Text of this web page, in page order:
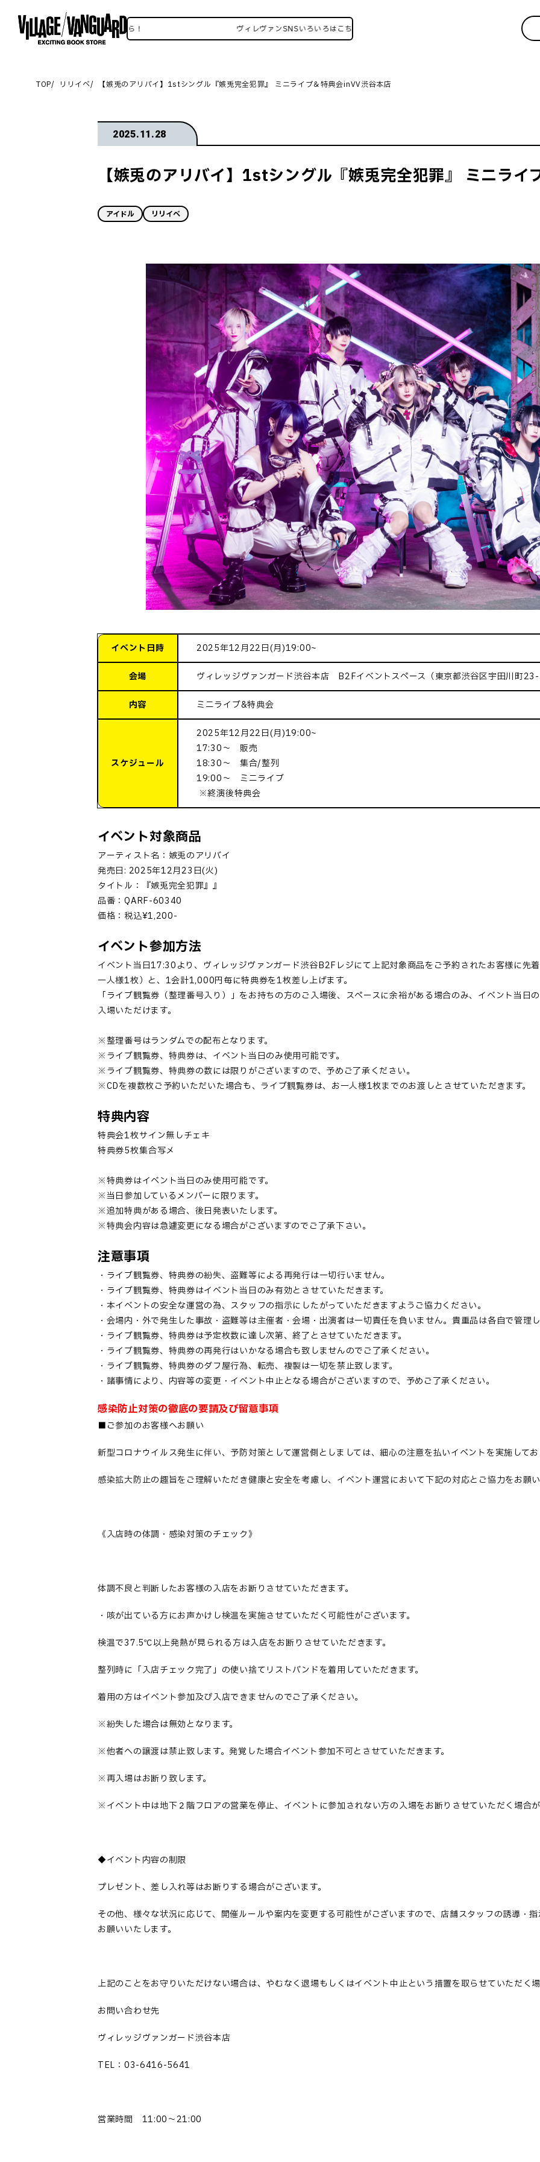
ヴァンSNSいろいろはこちら！ ヴィレヴァンSNSいろいろはこちら！
TOP リリイベ 【嫉兎のアリバイ】1stシングル『嫉兎完全犯罪』 ミニライブ＆特典会inVV渋谷本店
2025.11.28
【嫉兎のアリバイ】1stシングル『嫉兎完全犯罪』 ミニラ
アイドル リリイベ
イベント日時 2025年12月22日(月)19:00~
会場 ヴィレッジヴァンガード渋谷本店 B2Fイベントスペース（東京都渋谷区宇田川町23-
内容 ミニライブ&特典会
スケジュール
2025年12月22日(月)19:00~
17:30～ 販売
18:30～ 集合/整列
19:00～ ミニライブ
※終演後特典会
イベント対象商品
アーティスト名：嫉兎のアリバイ
発売日: 2025年12月23 日(火)
タイトル：『嫉兎完全犯罪』』
品番：QARF-60340
価格：税込¥1,200-
イベント参加方法
イベント当日17:30より、ヴィレッジヴァンガード渋谷B2F レジにて上記対象商品をご予約されたお客様に先
一人様1枚）と、 1会計1,000円毎に特典券を1枚差し上げます。
「ライブ観覧券（整理番号入り） 」 をお持ちの方のご入場後、スペースに余裕がある場合のみ、イベント当日
入場いただけます。
※整理番号はランダムでの配布となります。
※ライブ観覧券、特典券は、イベント当日のみ使用可能です。
※ライブ観覧券、特典券の数には限りがございますので、予めご了承ください。
※CDを複数枚ご予約いただいた場合も、ライブ観覧券は、お一人様1枚までのお渡しとさせていただきます。
特典内容
特典会1枚サイン無しチェキ
特典券5枚集合写メ
※特典券はイベント当日のみ使用可能です。
※当日参加しているメンバーに限ります。
※追加特典がある場合、後日発表いたします。
※特典会内容は急遽変更になる場合がございますのでご了承下さい。
注意事項
・ライブ観覧券、特典券の紛失、盗難等による再発行は一切行いません。
・ライブ観覧券、特典券はイベント当日のみ有効とさせていただきます。
・本イベントの安全な運営の為、スタッフの指示にしたがっていただきますようご協力ください。
・会場内・外で発生した事故・盗難等は主催者・会場・出演者は一切責任を負いません。貴重品は各自で管理し
・ライブ観覧券、特典券は予定枚数に達し次第、終了とさせていただきます。
・ライブ観覧券、特典券の再発行はいかなる場合も致しませんのでご了承ください。
・ライブ観覧券、特典券のダフ屋行為、転売、複製は一切を禁止致します。
・諸事情により、内容等の変更・イベント中止となる場合がございますので、予めご了承ください。
感染防止対策の徹底の要請及び留意事項
■ご参加のお客様へお願い
新型コロナウイルス発生に伴い、予防対策として運営側としましては、細心の注意を払いイベントを実施してお
感染拡大防止の趣旨をご理解いただき健康と安全を考慮し、イベント運営において下記の対応とご協力をお願い
《入店時の体調・感染対策のチェック》
体調不良と判断したお客様の入店をお断りさせていただきます。
・咳が出ている方にお声かけし検温を実施させていただく可能性がございます。
検温で37.5℃以上発熱が見られる方は入店をお断りさせていただきます。
整列時に「入店チェック完了」の使い捨てリストバンドを着用していただきます。
着用の方はイベント参加及び入店できませんのでご了承ください。
※紛失した場合は無効となります。
※他者への譲渡は禁止致します。発覚した場合イベント参加不可とさせていただきます。
※再入場はお断り致します。
※イベント中は地下２階フロアの営業を停止、イベントに参加されない方の入場をお断りさせていただく場合が
◆イベント内容の制限
プレゼント、差し入れ等はお断りする場合がございます。
その他、様々な状況に応じて、開催ルールや案内を変更する可能性がございますので、店舗スタッフの誘導・
お願いいたします。
上記のことをお守りいただけない場合は、やむなく退場もしくはイベント中止という措置を取らせていただく場
お問い合わせ先
ヴィレッジヴァンガード渋谷本店
TEL：03-6416-5641
営業時間 11:00～21:00